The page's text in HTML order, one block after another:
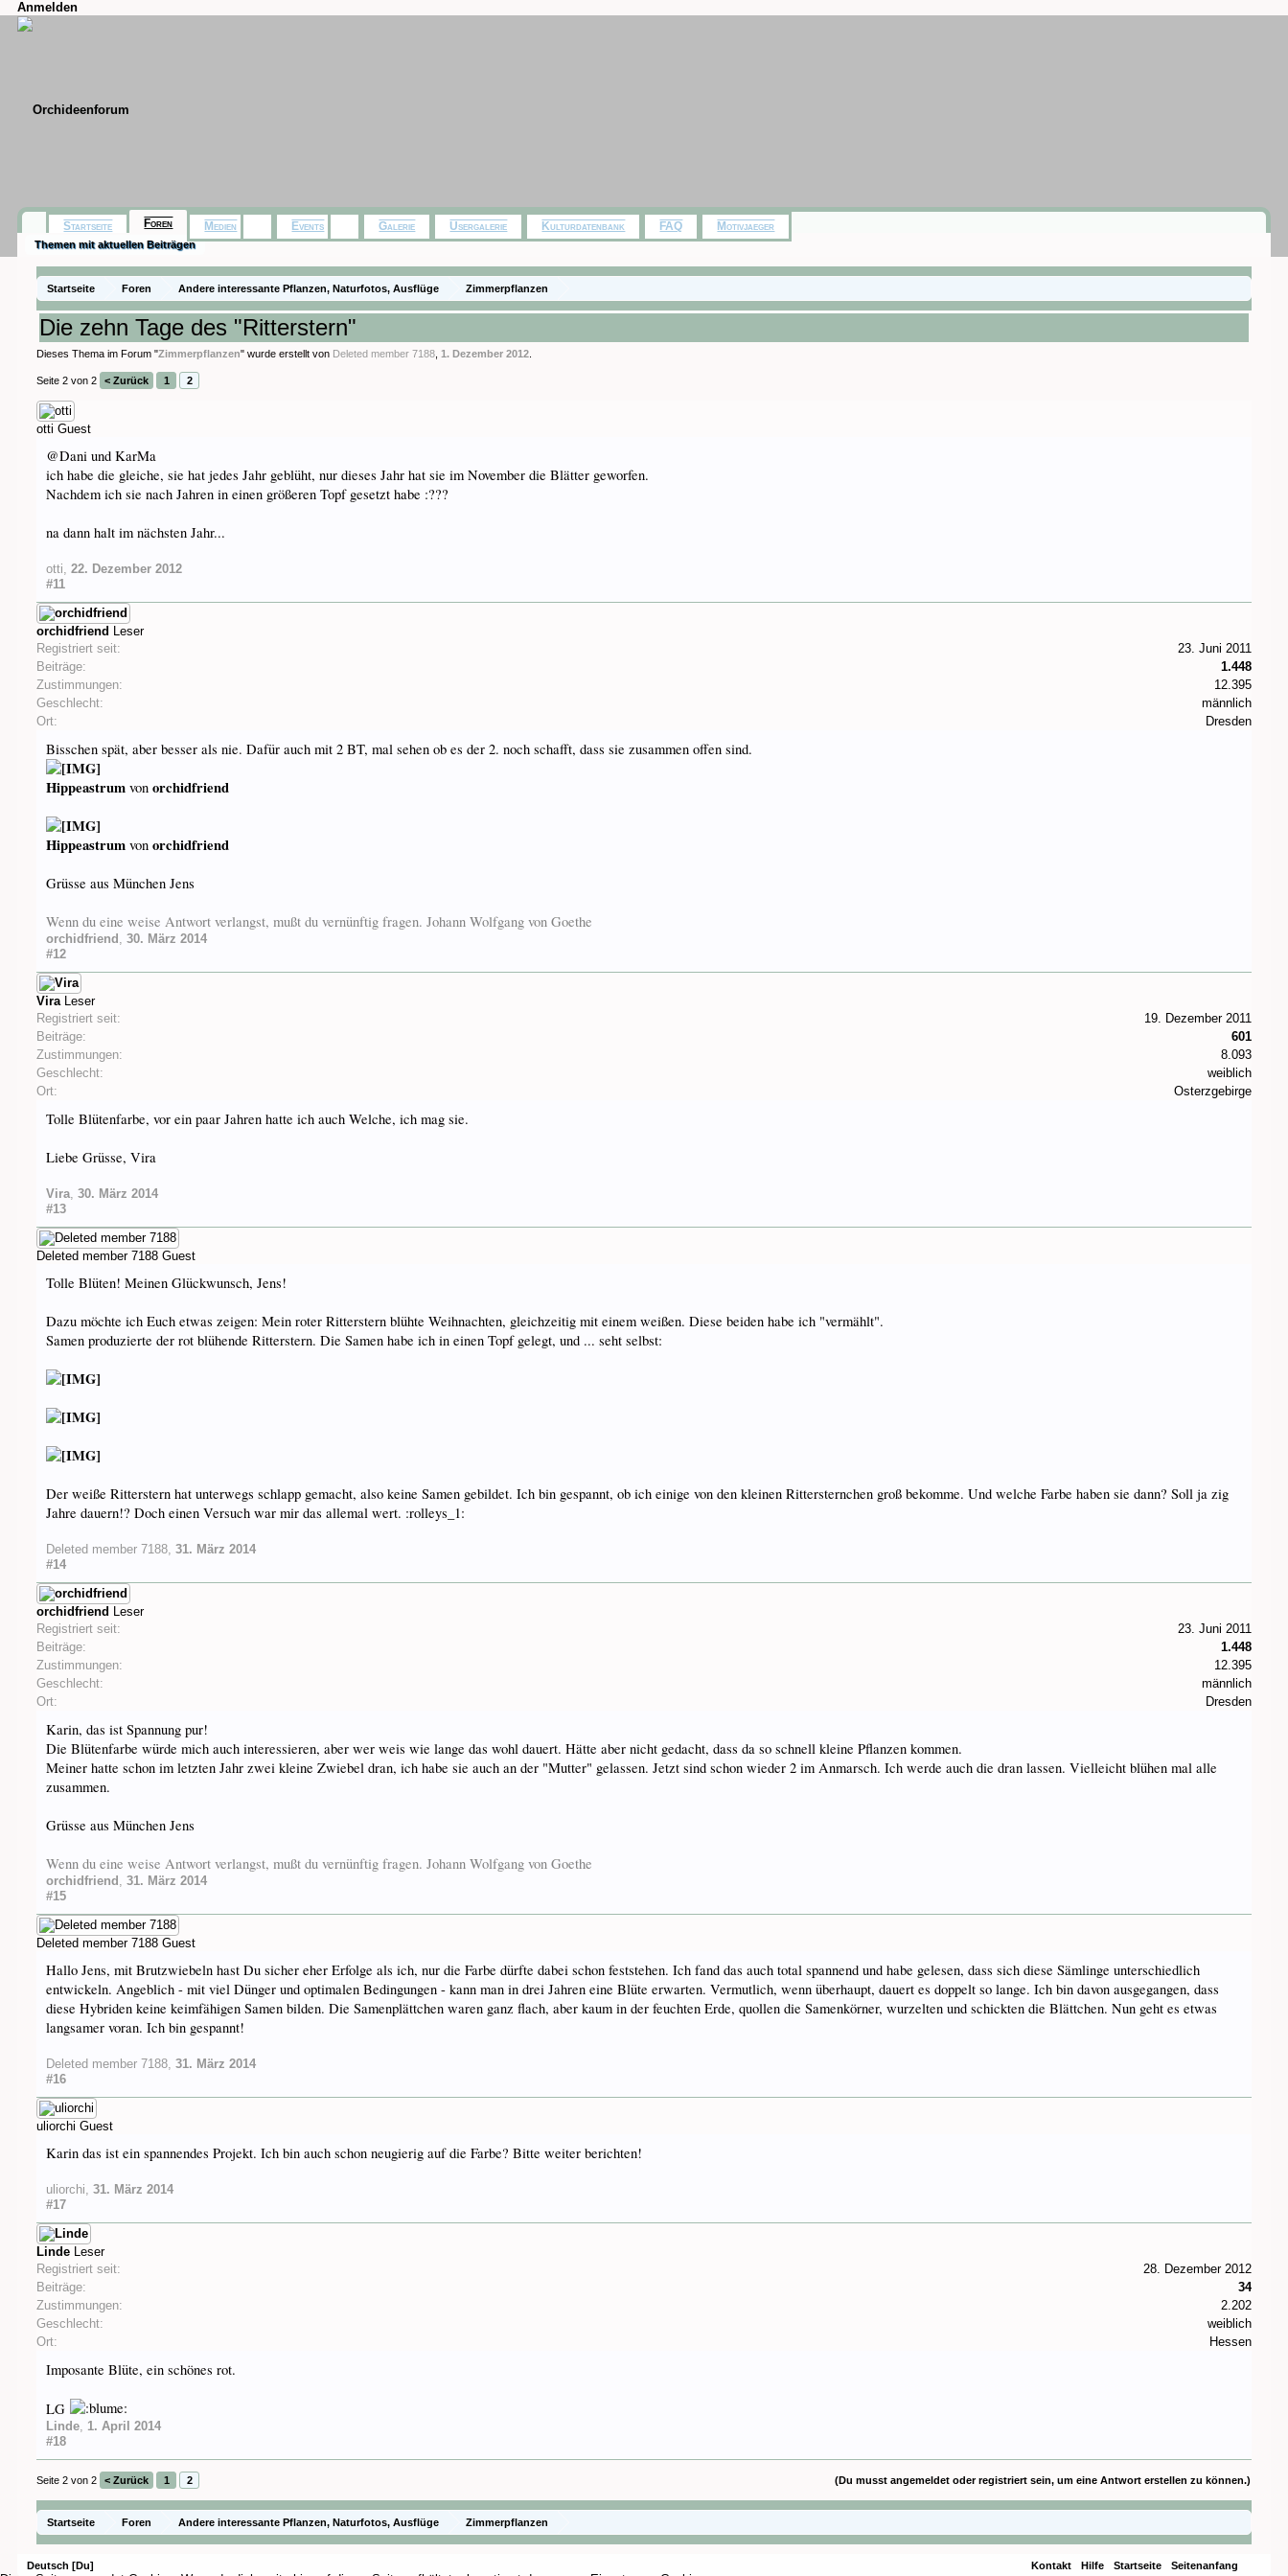
Anmelden
Startseite Foren Andere interessante Pflanzen, Naturfotos, Ausflüge Zimmerpflanzen
Die zehn Tage des "Ritterstern"
Dieses Thema im Forum "Zimmerpflanzen" wurde erstellt von Deleted member 7188 ,1. Dezember 2012
Seite 2 von 2 < Zurück 1 2
otti Guest
@Dani und KarMa
ich habe die gleiche, sie hat jedes Jahr geblüht, nur dieses Jahr hat sie im November die Blätter geworfen.
Nachdem ich sie nach Jahren in einen größeren Topf gesetzt habe :???
na dann halt im nächsten Jahr...
otti, 22. Dezember 2012
#11
orchidfriend Leser
Registriert seit:
23. Juni 2011
Beiträge:
1.448
Zustimmungen:
12.395
Geschlecht:
männlich
Ort:
Dresden
Bisschen spät, aber besser als nie. Dafür auch mit 2 BT, mal sehen ob es der 2. noch schafft, dass sie zusammen offen sind.
Hippeastrum vonorchidfriend
Hippeastrum vonorchidfriend
Grüsse aus München Jens
Wenn du eine weise Antwort verlangst, mußt du vernünftig fragen. Johann Wolfgang von Goethe
orchidfriend , 30. März 2014
#12
Vira Leser
Registriert seit:
19. Dezember 2011
Beiträge:
601
Zustimmungen:
8.093
Geschlecht:
weiblich
Ort:
Osterzgebirge
Tolle Blütenfarbe, vor ein paar Jahren hatte ich auch Welche, ich mag sie.
Liebe Grüsse, Vira
Vira, 30. März 2014
#13
Deleted member 7188 Guest
Tolle Blüten! Meinen Glückwunsch, Jens!
Dazu möchte ich Euch etwas zeigen: Mein roter Ritterstern blühte Weihnachten, gleichzeitig mit einem weißen. Diese beiden habe ich "vermählt".
Samen produzierte der rot blühende Ritterstern. Die Samen habe ich in einen Topf gelegt, und ... seht selbst:
Der weiße Ritterstern hat unterwegs schlapp gemacht, also keine Samen gebildet. Ich bin gespannt, ob ich einige von den kleinen Rittersternchen groß bekomme. Und welche Farbe haben sie dann? Soll ja zig
Jahre dauern!? Doch einen Versuch war mir das allemal wert. :rolleys_1:
Deleted member 7188, 31. März 2014
#14
orchidfriend Leser
Registriert seit:
23. Juni 2011
Beiträge:
1.448
Zustimmungen:
12.395
Geschlecht:
männlich
Ort:
Dresden
Karin, das ist Spannung pur!
Die Blütenfarbe würde mich auch interessieren, aber wer weis wie lange das wohl dauert. Hätte aber nicht gedacht, dass da so schnell kleine Pflanzen kommen.
Meiner hatte schon im letzten Jahr zwei kleine Zwiebel dran, ich habe sie auch an der "Mutter" gelassen. Jetzt sind schon wieder 2 im Anmarsch. Ich werde auch die dran lassen. Vielleicht blühen mal alle
zusammen.
Grüsse aus München Jens
Wenn du eine weise Antwort verlangst, mußt du vernünftig fragen. Johann Wolfgang von Goethe
orchidfriend , 31. März 2014
#15
Deleted member 7188 Guest
Hallo Jens, mit Brutzwiebeln hast Du sicher eher Erfolge als ich, nur die Farbe dürfte dabei schon feststehen. Ich fand das auch total spannend und habe gelesen, dass sich diese Sämlinge unterschiedlich
entwickeln. Angeblich - mit viel Dünger und optimalen Bedingungen - kann man in drei Jahren eine Blüte erwarten. Vermutlich, wenn überhaupt, dauert es doppelt so lange. Ich bin davon ausgegangen, dass
diese Hybriden keine keimfähigen Samen bilden. Die Samenplättchen waren ganz flach, aber kaum in der feuchten Erde, quollen die Samenkörner, wurzelten und schickten die Blättchen. Nun geht es etwas
langsamer voran. Ich bin gespannt!
Deleted member 7188, 31. März 2014
#16
uliorchi Guest
Karin das ist ein spannendes Projekt. Ich bin auch schon neugierig auf die Farbe? Bitte weiter berichten!
uliorchi, 31. März 2014
#17
Linde Leser
Registriert seit:
28. Dezember 2012
Beiträge:
34
Zustimmungen:
2.202
Geschlecht:
weiblich
Ort:
Hessen
Imposante Blüte, ein schönes rot.
LG
Linde, 1. April 2014
#18
(Du musst angemeldet oder registriert sein, um eine Antwort erstellen zu können.)
Seite 2 von 2 < Zurück 1 2
Startseite Foren Andere interessante Pflanzen, Naturfotos, Ausflüge Zimmerpflanzen
Startseite Foren
Themen mit aktuellen Beiträgen
Medien Events Galerie Usergalerie Kulturdatenbank FAQ Motivjaeger
Deutsch [Du] Kontakt Hilfe Startseite Seitenanfang